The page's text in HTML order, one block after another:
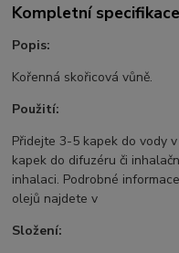
Kompletní specifikace
Popis:
Kořenná skořicová vůně.
Použití:
Přidejte 3-5 kapek do vody
kapek do difuzéru či
inhalaci. Podrobné
olejů najdete v
Složení: